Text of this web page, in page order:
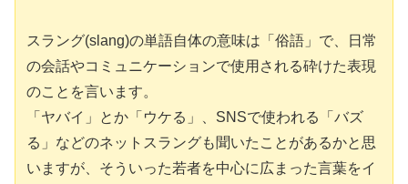
スラング(slang)の単語自体の意味は「俗語」で、日常
の会話やコミュニケーションで使用される砕けた表現
のことを言います。
「ヤバイ」とか「ウケる」、SNSで使われる「バズ
る」などのネットスラングも聞いたことがあるかと思
いますが、そういった若者を中心に広まった言葉をイ